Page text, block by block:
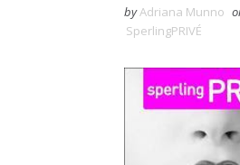
byAdriana Munno
SperlingPRIVÉ